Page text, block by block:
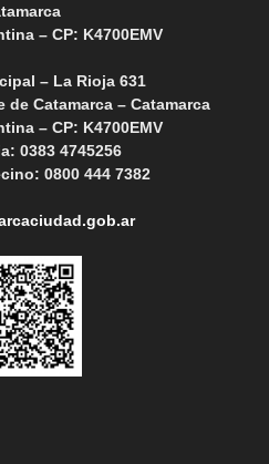
– CP: K4700EMV
– La Rioja 631
de Catamarca – Catamarca
– CP: K4700EMV
0383 4745256
0800 444 7382